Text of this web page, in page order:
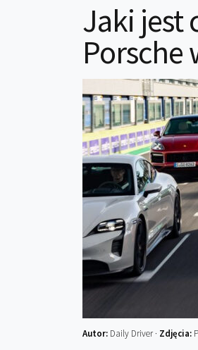
Jaki jest
Porsche
Autor: Daily Driver · Zdjęcia: